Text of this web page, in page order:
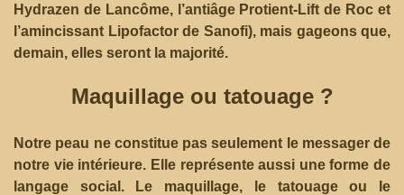
Hydrazen de Lancôme, l’antiâge Protient-Lift de Roc et
l’amincissant Lipofactor de Sanofi), mais gageons que,
demain, elles seront la majorité.
Maquillage ou tatouage ?
Notre peau ne constitue pas seulement le messager de
notre vie intérieure. Elle représente aussi une forme de
langage social. Le maquillage, le tatouage ou le